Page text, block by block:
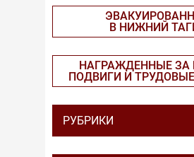
В НИЖНИЙ
НАГРАЖДЕННЫЕ ЗА
ПОДВИГИ И
РУБРИКИ